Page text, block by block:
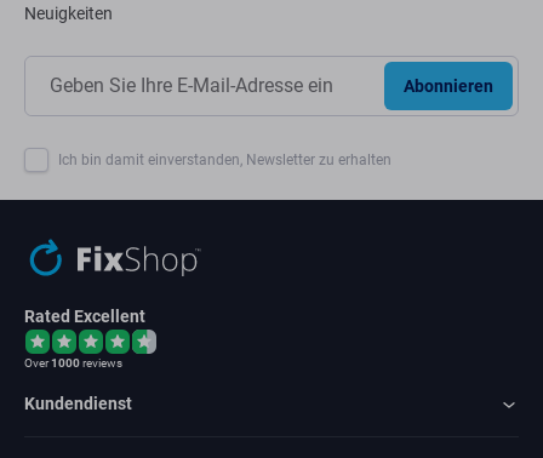
Neuigkeiten
Abonnieren
Ich bin damit einverstanden, Newsletter zu erhalten
Rated Excellent
Over1000reviews
Kundendienst